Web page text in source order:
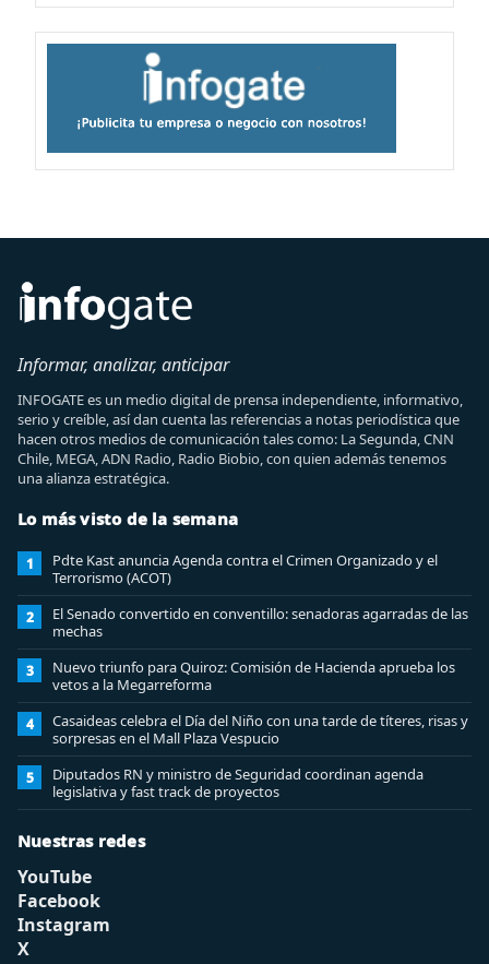
Informar, analizar, anticipar
INFOGATE es un medio digital de prensa independiente, informativo,
serio y creíble, así dan cuenta las referencias a notas periodística que
hacen otros medios de comunicación tales como: La Segunda, CNN
Chile, MEGA, ADN Radio, Radio Biobio, con quien además tenemos
una alianza estratégica.
Lo más visto de la semana
1
Pdte Kast anuncia Agenda contra el Crimen Organizado y el
Terrorismo (ACOT)
2
El Senado convertido en conventillo: senadoras agarradas de las
mechas
3
Nuevo triunfo para Quiroz: Comisión de Hacienda aprueba los
vetos a la Megarreforma
4
Casaideas celebra el Día del Niño con una tarde de títeres, risas y
sorpresas en el Mall Plaza Vespucio
5
Diputados RN y ministro de Seguridad coordinan agenda
legislativa y fast track de proyectos
Nuestras redes
YouTube
Facebook
Instagram
X